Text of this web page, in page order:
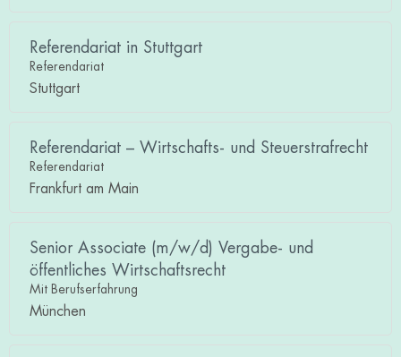
Referendariat in Stuttgart
Referendariat
Stuttgart
Referendariat – Wirtschafts- und Steuerstrafrecht
Referendariat
Frankfurt am Main
Senior Associate (m/w/d) Vergabe- und
öffentliches Wirtschaftsrecht
Mit Berufserfahrung
München